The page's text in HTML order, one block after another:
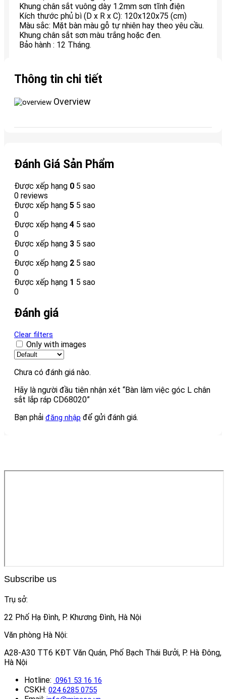
Khung chân sắt vuông dày 1.2mm sơn tĩnh điện
Kích thước phủ bì (D x R x C): 120x120x75 (cm)
Màu sắc: Mặt bàn màu gỗ tự nhiên hay theo yêu cầu.
Khung chân sắt sơn màu trắng hoặc đen.
Bảo hành : 12 Tháng.
Thông tin chi tiết
Overview
Đánh Giá Sản Phẩm
Được xếp hạng 0 5 sao
0 reviews
Được xếp hạng 5 5 sao
0
Được xếp hạng 4 5 sao
0
Được xếp hạng 3 5 sao
0
Được xếp hạng 2 5 sao
0
Được xếp hạng 1 5 sao
0
Đánh giá
Clear filters
Only with images
Chưa có đánh giá nào.
Hãy là người đầu tiên nhận xét “Bàn làm việc góc L chân
sắt lắp ráp CD68020”
Bạn phải đăng nhập để gửi đánh giá.
Subscribe us
Trụ sở:
22 Phố Hạ Đình, P. Khương Đình, Hà Nội
Văn phòng Hà Nội:
A28-A30 TT6 KĐT Văn Quán, Phố Bạch Thái Bưởi, P. Hà Đông,
Hà Nội
Hotline: 0961 53 16 16
CSKH: 024 6285 0755